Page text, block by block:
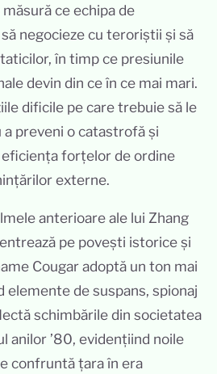
ce echipa de
negocieze cu teroriștii și să
în timp ce presiunile
devin din ce în ce mai mari.
dificile pe care trebuie să le
preveni o catastrofă și
forțelor de ordine
externe.
anterioare ale lui Zhang
pe povești istorice și
Cougar adoptă un ton mai
elemente de suspans, spionaj
schimbările din societatea
anilor ’80, evidențiind noile
confruntă țara în era